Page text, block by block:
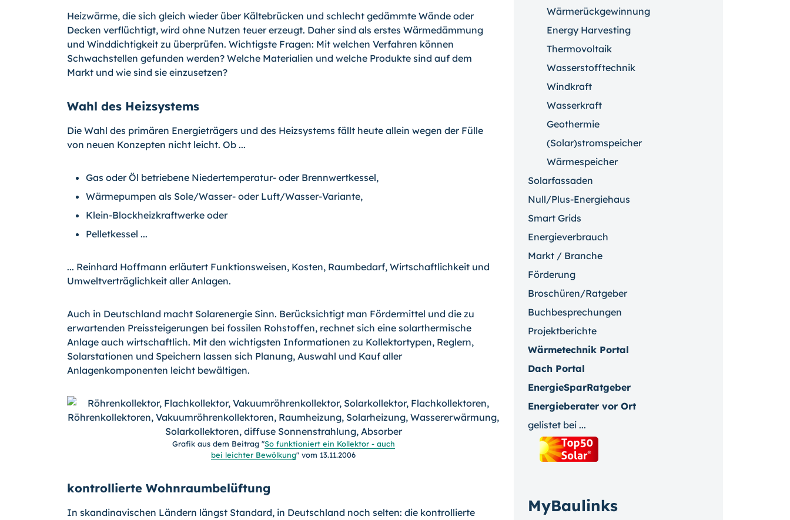
Heizwärme, die sich gleich wieder über Kältebrücken und schlecht gedämmte Wände oder
Decken verflüchtigt, wird ohne Nutzen teuer erzeugt. Daher sind als erstes Wärmedämmung
und Winddichtigkeit zu überprüfen. Wichtigste Fragen: Mit welchen Verfahren können
Schwachstellen gefunden werden? Welche Materialien und welche Produkte sind auf dem
Markt und wie sind sie einzusetzen?
Wahl des Heizsystems
Die Wahl des primären Energieträgers und des Heizsystems fällt heute allein wegen der Fülle
von neuen Konzepten nicht leicht. Ob ...
Gas oder Öl betriebene Niedertemperatur- oder Brennwertkessel,
Wärmepumpen als Sole/Wasser- oder Luft/Wasser-Variante,
Klein-Blockheizkraftwerke oder
Pelletkessel ...
... Reinhard Hoffmann erläutert Funktionsweisen, Kosten, Raumbedarf, Wirtschaftlichkeit und
Umweltverträglichkeit aller Anlagen.
Auch in Deutschland macht Solarenergie Sinn. Berücksichtigt man Fördermittel und die zu
erwartenden Preissteigerungen bei fossilen Rohstoffen, rechnet sich eine solarthermische
Anlage auch wirtschaftlich. Mit den wichtigsten Informationen zu Kollektortypen, Reglern,
Solarstationen und Speichern lassen sich Planung, Auswahl und Kauf aller
Anlagenkomponenten leicht bewältigen.
Grafik aus dem Beitrag "So funktioniert ein Kollektor - auch
bei leichter Bewölkung" vom 13.11.2006
kontrollierte Wohnraumbelüftung
In skandinavischen Ländern längst Standard, in Deutschland noch selten: die kontrollierte
Wärmerückgewinnung
Energy Harvesting
Thermovoltaik
Wasserstofftechnik
Windkraft
Wasserkraft
Geothermie
(Solar)stromspeicher
Wärmespeicher
Solarfassaden
Null/Plus-Energiehaus
Smart Grids
Energieverbrauch
Markt / Branche
Förderung
Broschüren/Ratgeber
Buchbesprechungen
Projektberichte
Wärmetechnik Portal
Dach Portal
EnergieSparRatgeber
Energieberater vor Ort
gelistet bei ...
MyBaulinks